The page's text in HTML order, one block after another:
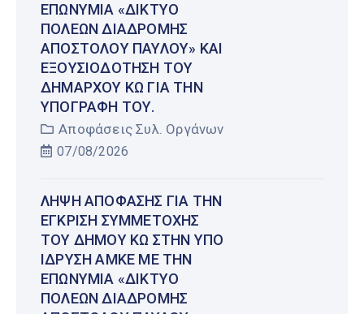
ΕΠΩΝΥΜΊΑ «ΔΊΚΤΥΟ
ΠΌΛΕΩΝ ΔΙΑΔΡΟΜΉΣ
ΑΠΟΣΤΌΛΟΥ ΠΑΎΛΟΥ» ΚΑΙ
ΕΞΟΥΣΙΟΔΌΤΗΣΗ ΤΟΥ
ΔΗΜΆΡΧΟΥ ΚΩ ΓΙΑ ΤΗΝ
ΥΠΟΓΡΑΦΉ ΤΟΥ.
Αποφάσεις Συλ. Οργάνων
07/08/2026
ΛΉΨΗ ΑΠΌΦΑΣΗΣ ΓΙΑ ΤΗΝ
ΈΓΚΡΙΣΗ ΣΥΜΜΕΤΟΧΉΣ
ΤΟΥ ΔΉΜΟΥ ΚΩ ΣΤΗΝ ΥΠΌ
ΊΔΡΥΣΗ ΑΜΚΕ ΜΕ ΤΗΝ
ΕΠΩΝΥΜΊΑ «ΔΊΚΤΥΟ
ΠΌΛΕΩΝ ΔΙΑΔΡΟΜΉΣ